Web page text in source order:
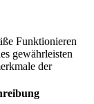
Funktionieren
gewährleisten
der